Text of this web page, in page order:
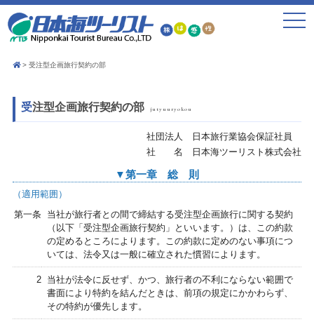
toggle
受注型企画旅行契約の部
受注型企画旅行契約の部 jutyuuryokou
社団法人 日本旅行業協会保証社員
社 名 日本海ツーリスト株式会社
▼第一章 総 則
（適用範囲）
第一条
当社が旅行者との間で締結する受注型企画旅行に関する契約
（以下「受注型企画旅行契約」といいます。）は、この約款
の定めるところによります。この約款に定めのない事項につ
いては、法令又は一般に確立された慣習によります。
2
当社が法令に反せず、かつ、旅行者の不利にならない範囲で
書面により特約を結んだときは、前項の規定にかかわらず、
その特約が優先します。